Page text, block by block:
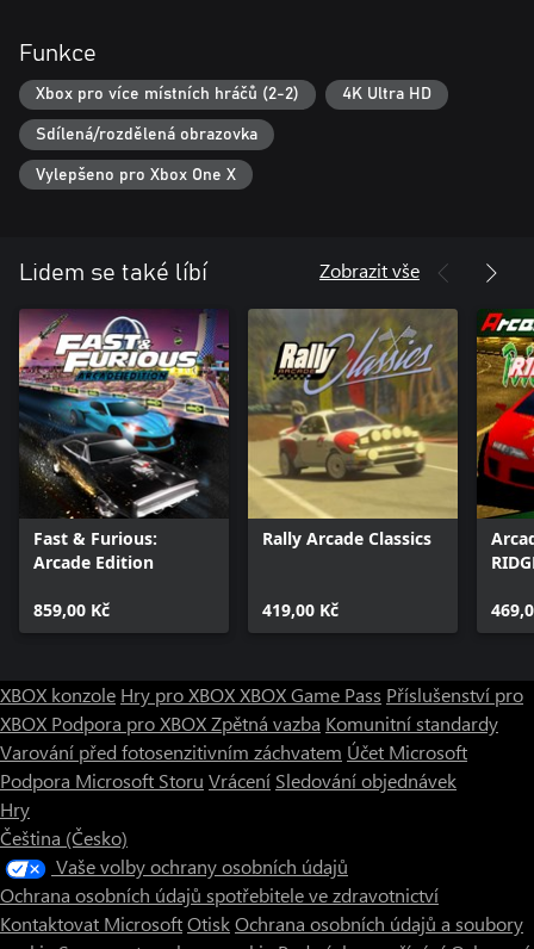
Funkce
Xbox pro více místních hráčů (2-2) 4K Ultra HD
Sdílená/rozdělená obrazovka
Vylepšeno pro Xbox One X
Lidem se také líbí Zobrazit vše
Fast & Furious:
Arcade Edition
859,00 Kč
Rally Arcade Classics
419,00 Kč
XBOX konzole Hry pro XBOXXBOX Game Pass Příslušenství pro
XBOX Podpora pro XBOXZpětná vazba Komunitní standardy
Varování před fotosenzitivním záchvatem Účet Microsoft
Podpora Microsoft Storu Vrácení Sledování objednávek
Hry
Čeština (Česko)
Vaše volby ochrany osobních údajů
Ochrana osobních údajů spotřebitele ve zdravotnictví
Kontaktovat MicrosoftOtiskOchrana osobních údajů a soubory